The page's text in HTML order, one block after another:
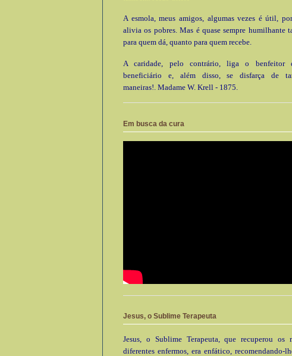
A esmola, meus amigos, algumas vezes é útil,
alivia os pobres. Mas é quase sempre humilhante
para quem dá, quanto para quem recebe.
A caridade, pelo contrário, liga o benfeitor
beneficiário e, além disso, se disfarça de
maneiras!. Madame W. Krell - 1875.
Em busca da cura
Jesus, o Sublime Terapeuta
Jesus, o Sublime Terapeuta, que recuperou os
diferentes enfermos, era enfático, recomendando-